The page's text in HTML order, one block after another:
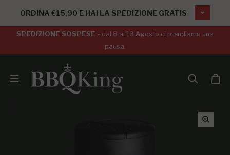
ORDINA €15,90 E HAI LA SPEDIZIONE GRATIS
SPEDIZIONE SOSPESE - dal 8 al 19 Agosto ci prendiamo una
pausa.